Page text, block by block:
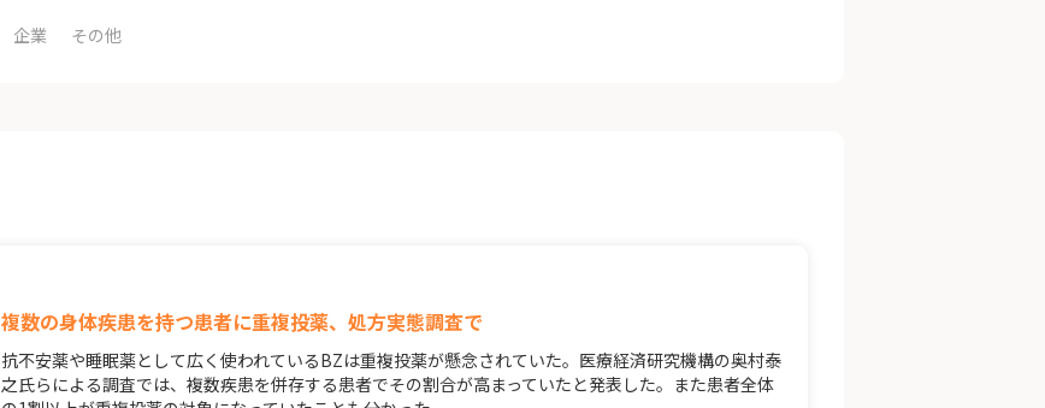
企業 その他
複数の身体疾患を持つ患者に重複投薬、処方実態調査で
抗不安薬や睡眠薬として広く使われているBZは重複投薬が懸念されていた。医療経済研究機構の奥村泰
之氏らによる調査では、複数疾患を併存する患者でその割合が高まっていたと発表した。また患者全体